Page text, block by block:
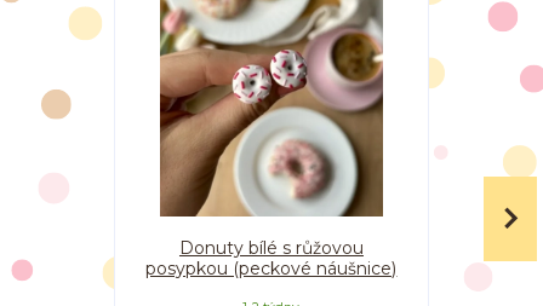
Donuty bílé s růžovou
posypkou (peckové náušnice)